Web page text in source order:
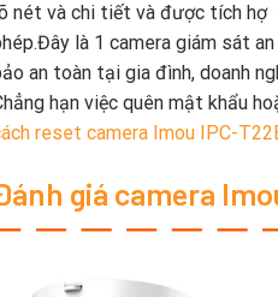
nét và chi tiết và được tích hợ
là 1 camera giám sát
an toàn tại gia đình, doanh
hạn việc quên mật khẩu
reset camera Imou IPC-
giá camera